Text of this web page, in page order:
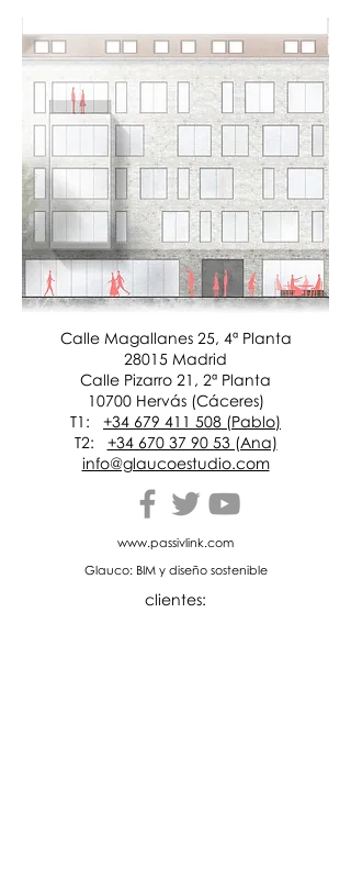
Calle Magallanes 25, 4ª Planta
28015 Madrid
Calle Pizarro 21, 2ª Planta
10700 Hervás (Cáceres)
T1: +34 679 411 508 (Pablo)
T2: +34 670 37 90 53 (Ana)
info@glaucoestudio.com
www.passivlink.com
Glauco: BIM y diseño sostenible
clientes: